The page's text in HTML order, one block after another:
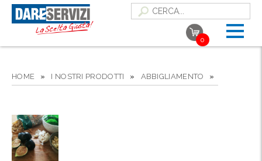
0
HOME » I NOSTRI PRODOTTI » ABBIGLIAMENTO »